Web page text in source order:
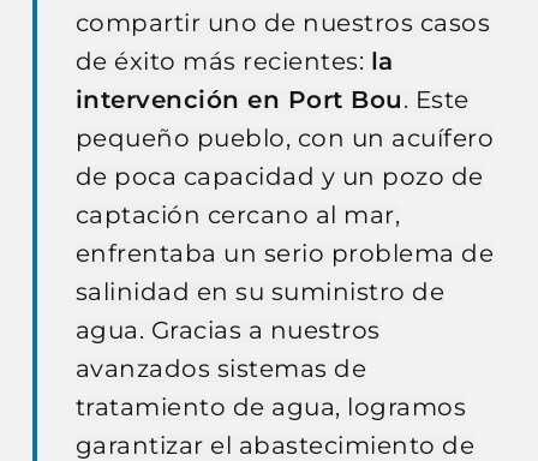
compartir uno de nuestros casos
de éxito más recientes: la
intervención en Port Bou. Este
pequeño pueblo, con un acuífero
de poca capacidad y un pozo de
captación cercano al mar,
enfrentaba un serio problema de
salinidad en su suministro de
agua. Gracias a nuestros
avanzados sistemas de
tratamiento de agua, logramos
garantizar el abastecimiento de